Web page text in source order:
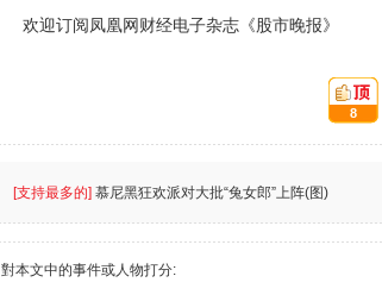
欢迎订阅凤凰网财经电子杂志《股市晚报》
頂:
8
[支持最多的] 慕尼黑狂欢派对大批“兔女郎”上阵(图)
對本文中的事件或人物打分: